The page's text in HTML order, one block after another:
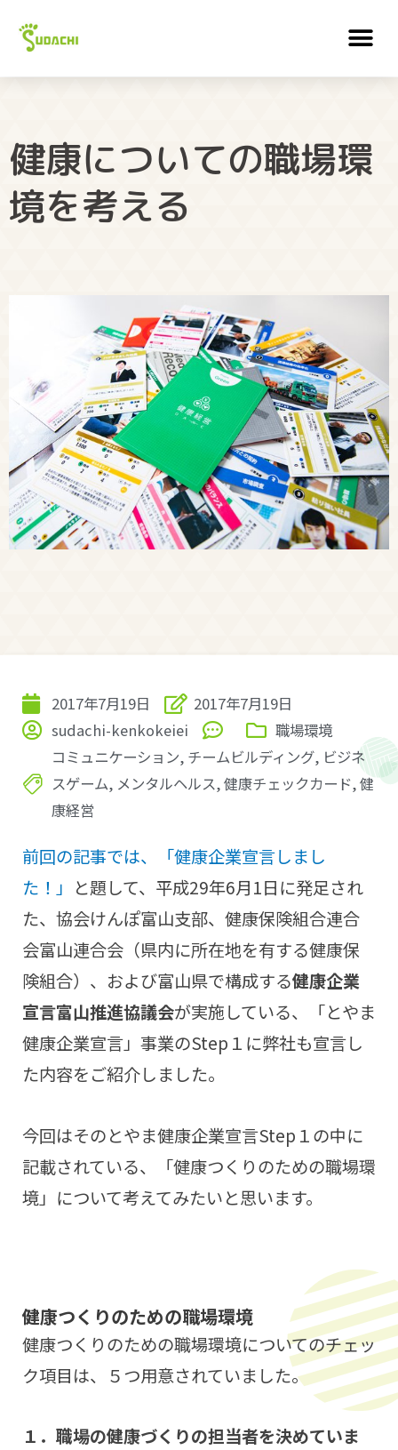
健康についての職場環
境を考える
2017年7月19日
2017年7月19日
sudachi-kenkokeiei
職場環境
コミュニケーション, チームビルディング, ビジネ
スゲーム, メンタルヘルス,健康チェックカード,健
康経営
前回の記事では、「健康企業宣言しまし
た！」 と題して、平成29年6月1日に発足され
た、協会けんぽ富山支部、健康保険組合連合
会富山連合会（県内に所在地を有する健康保
険組合）、および富山県で構成する健康企業
宣言富山推進協議会が実施している、「とやま
健康企業宣言」事業のStep１に弊社も宣言し
た内容をご紹介しました。
今回はそのとやま健康企業宣言Step１の中に
記載されている、「健康つくりのための職場環
境」について考えてみたいと思います。
健康つくりのための職場環境
健康つくりのための職場環境についてのチェッ
ク項目は、５つ用意されていました。
１．職場の健康づくりの担当者を決めていま